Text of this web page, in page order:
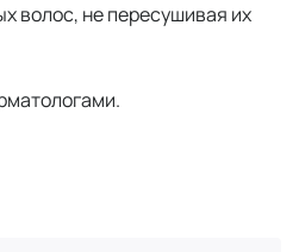
волос, не пересушивая их